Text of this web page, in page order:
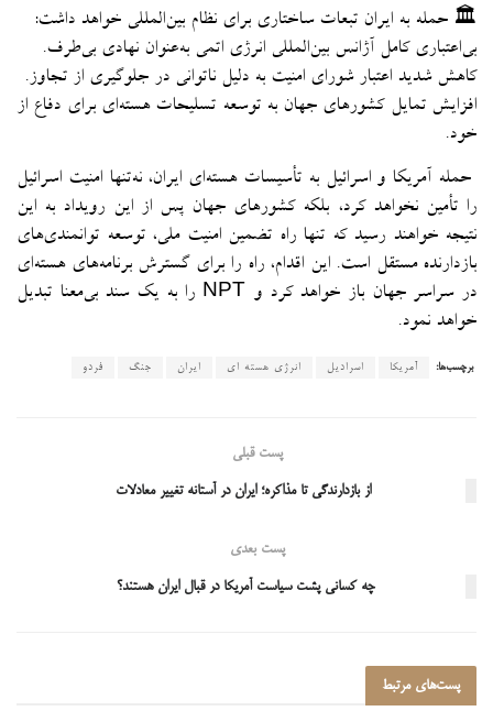
🏛 حمله به ایران تبعات ساختاری برای نظام بین‌المللی خواهد داشت:
بی‌اعتباری کامل آژانس بین‌المللی انرژی اتمی به‌عنوان نهادی بی‌طرف.
کاهش شدید اعتبار شورای امنیت به دلیل ناتوانی در جلوگیری از تجاوز.
افزایش تمایل کشورهای جهان به توسعه تسلیحات هسته‌ای برای دفاع از
خود.
حمله آمریکا و اسرائیل به تأسیسات هسته‌ای ایران، نه‌تنها امنیت اسرائیل
را تأمین نخواهد کرد، بلکه کشورهای جهان پس از این رویداد به این
نتیجه خواهند رسید که تنها راه تضمین امنیت ملی، توسعه توانمندی‌های
بازدارنده مستقل است. این اقدام، راه را برای گسترش برنامه‌های هسته‌ای
در سراسر جهان باز خواهد کرد و NPT را به یک سند بی‌معنا تبدیل
خواهد نمود.
برچسب‌ها: آمریکا اسرادیل انرژی هسته ای ایران جنگ فردو
پست قبلی
از بازدارندگی تا مذاکره؛ ایران در آستانه تغییر معادلات
پست بعدی
چه کسانی پشت سیاست آمریکا در قبال ایران هستند؟
پست‌های مرتبط